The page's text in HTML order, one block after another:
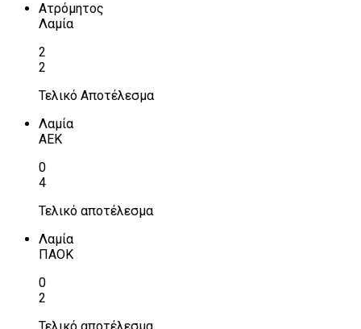
Ατρόμητος
Λαμία
2
2
Τελικό Αποτέλεσμα
Λαμία
ΑΕΚ
0
4
Τελικό αποτέλεσμα
Λαμία
ΠΑΟΚ
0
2